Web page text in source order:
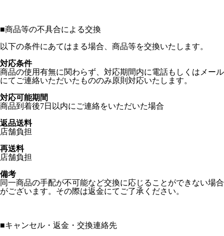
■商品等の不具合による交換
以下の条件にあてはまる場合、商品等を交換いたします。
対応条件
商品の使用有無に関わらず、対応期間内に電話もしくはメール
にてご連絡いただいたもののみ原則対応いたします。
対応可能期間
商品到着後7日以内にご連絡をいただいた場合
返品送料
店舗負担
再送料
店舗負担
備考
同一商品の手配が不可能など交換に応じることができない場合
がございます。その際は返金にてご了承ください。
■キャンセル・返金・交換連絡先